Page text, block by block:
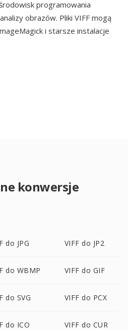
programowania
obrazów. Pliki VIFF mogą
i starsze instalacje
konwersje
do JPG VIFF do JP2
do WBMP VIFF do GIF
do SVG VIFF do PCX
do ICO VIFF do CUR